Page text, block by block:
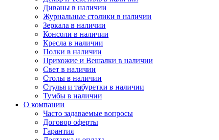
Диваны в наличии
Журнальные столики в наличии
Зеркала в наличии
Консоли в наличии
Кресла в наличии
Полки в наличии
Прихожие и Вешалки в наличии
Свет в наличии
Столы в наличии
Стулья и табуретки в наличии
Тумбы в наличии
О компании
Часто задаваемые вопросы
Договор оферты
Гарантия